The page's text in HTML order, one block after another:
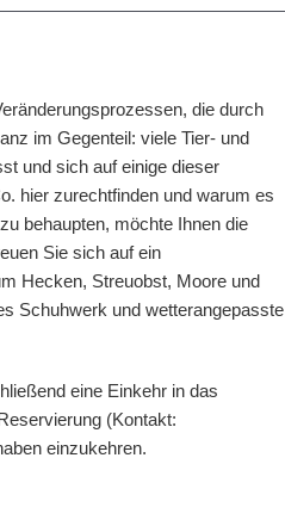
die durch
im Gegenteil: viele Tier- und
und sich auf einige dieser
hier zurechtfinden und warum es
behaupten, möchte Ihnen die
Sie sich auf ein
Hecken, Streuobst, Moore und
Schuhwerk und wetterangepasste
eine Einkehr in das
(Kontakt:
einzukehren.